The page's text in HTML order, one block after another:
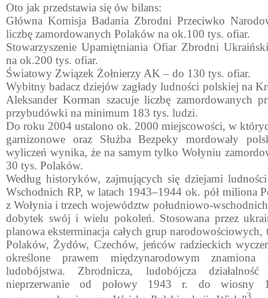
Oto jak przedstawia się ów bilans:
Główna Komisja Badania Zbrodni Przeciwko
liczbę zamordowanych Polaków na ok.100 tys. ofiar.
Stowarzyszenie Upamiętniania Ofiar Zbrodni
na ok.200 tys. ofiar.
Światowy Związek Żołnierzy AK – do 130 tys. ofiar.
Wybitny badacz dziejów zagłady ludności polskiej na
Aleksander Korman szacuje liczbę zamordowanych
przybudówki na minimum 183 tys. ludzi.
Do roku 2004 ustalono ok. 2000 miejscowości, w
garnizonowe oraz Służba Bezpeky mordowały
wyliczeń wynika, że na samym tylko Wołyniu
30 tys. Polaków.
Według historyków, zajmujących się dziejami
Wschodnich RP, w latach 1943–1944 ok. pół miliona
z Wołynia i trzech województw południowo-
dobytek swój i wielu pokoleń. Stosowana przez
planowa eksterminacja całych grup
Polaków, Żydów, Czechów, jeńców radzieckich
określone prawem międzynarodowym znamiona
ludobójstwa. Zbrodnicza, ludobójcza
nieprzerwanie od połowy 1943 r. do wiosny